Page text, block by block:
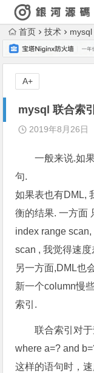
首页 技术 mysql
mysql 联合索
2019年8月26日
一般来说.如
句.
如果表也有DML,
衡的结果. 一方面
index range
scan , 我觉得速
另一方面,DML也
新一个column慢
索引.
联合索引对
where a=? and
这样的语句时，
A+